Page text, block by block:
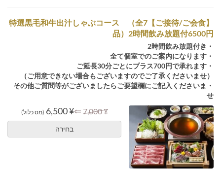
【ご接待/ご会食】特選黒毛和牛出汁しゃぶコース （全7
品）2時間飲み放題付6500円
・2時間飲み放題付き
・全て個室でのご案内になります
・ご延長30分ごとにプラス700円で承れます
（ご用意できない場合もございますのでご了承くださいませ）
・その他ご質問等がございましたらご要望欄にご記入くださいま
せ
¥ 7,000
⇐
¥ 6,500 (מס כלול)
בחירה